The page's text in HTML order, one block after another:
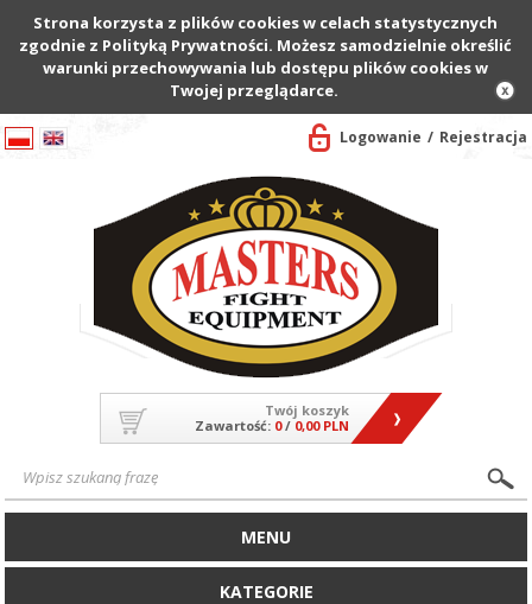
Strona korzysta z plików cookies w celach statystycznych
zgodnie z Polityką Prywatności. Możesz samodzielnie określić
warunki przechowywania lub dostępu plików cookies w
Twojej przeglądarce.
Logowanie Rejestracja
Twój koszyk
Zawartość: 0/ 0,00 PLN
MENU
KATEGORIE